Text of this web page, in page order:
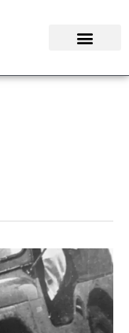
קיבוץ
על
גלגלים:
היסטוריית
'סידור